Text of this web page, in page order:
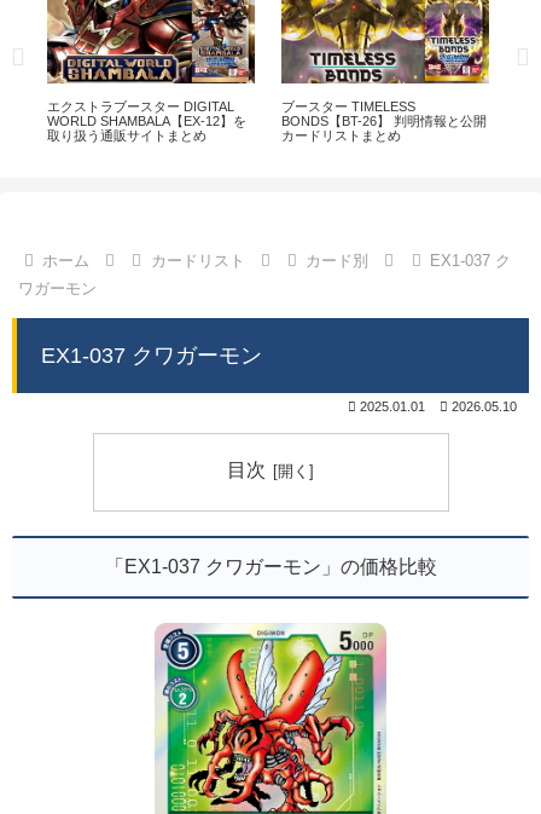
エクストラブースター DIGITAL
WORLD SHAMBALA【EX-12】を
取り扱う通販サイトまとめ
ブースター TIMELESS
BONDS【BT-26】 判明情報と公開
カードリストまとめ
ホーム カードリスト カード別
EX1-037 ク
ワガーモン
EX1-037 クワガーモン
2025.01.01 2026.05.10
目次
「EX1-037 クワガーモン」の価格比較